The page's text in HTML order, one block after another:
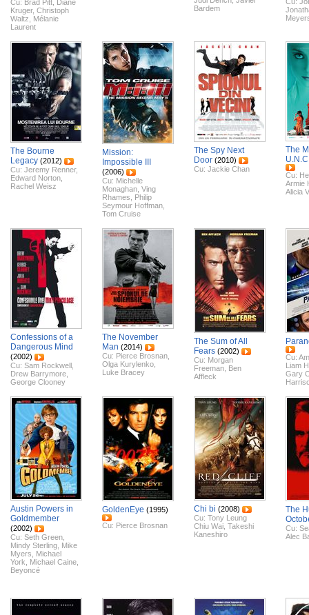
Cu: Brad Pitt Diane
Kruger, Christoph
Waltz
Mélanie
Laurent
Bardem
The Bourne
Legacy (2012)
Cu: Jeremy Renner,
Edward Norton
Rachel Weisz
Mission:
Impossible III
(2006)
Cu: Michelle
Monaghan Ving
Rhames
Philip
Seymour Hoffman
Tom Cruise
The Spy Next
Door (2010)
Cu: Jackie Chan
The
Cu:
Armie
Alicia
Confessions of a
Dangerous Mind
(2002)
Cu: Sam Rockwell
Drew Barrymore
George Clooney
The November
Man (2014)
Cu: Pierce Brosnan
Olga Kurylenko
Luke Bracey
The Sum of All
Fears (2002)
Cu: Morgan
Freeman Ben
Affleck
Cu:
Liam
Gary
Austin Powers in
Goldmember
(2002)
Cu: Seth Green
Mindy Sterling Mike
Myers
Michael
York
Michael Caine
Beyoncé
GoldenEye (1995)
Cu: Pierce Brosnan
Chi bi (2008)
Cu: Tony Leung
Chiu Wai Takeshi
Kaneshiro
The
Cu:
Alec